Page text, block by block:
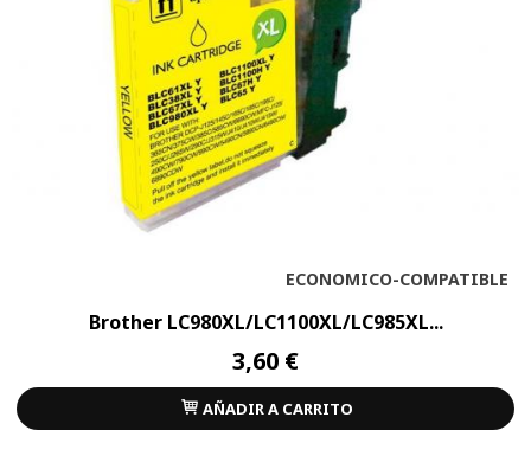
ECONOMICO-COMPATIBLE
Brother LC980XL/LC1100XL/LC985XL...
3,60 €
AÑADIR A CARRITO